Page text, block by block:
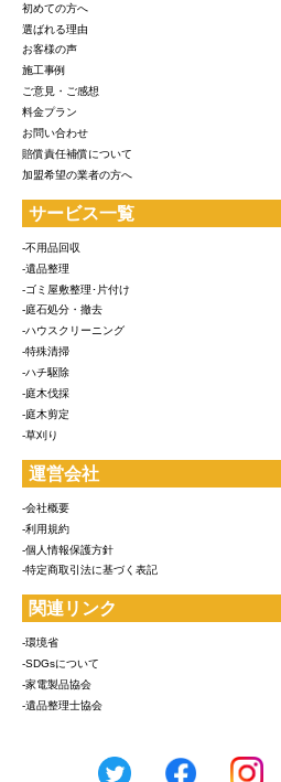
初めての方へ
選ばれる理由
お客様の声
施工事例
ご意見・ご感想
料金プラン
お問い合わせ
賠償責任補償について
加盟希望の業者の方へ
サービス一覧
-不用品回収
-遺品整理
-ゴミ屋敷整理･片付け
-庭石処分・撤去
-ハウスクリーニング
-特殊清掃
-ハチ駆除
-庭木伐採
-庭木剪定
-草刈り
運営会社
-会社概要
-利用規約
-個人情報保護方針
-特定商取引法に基づく表記
関連リンク
-環境省
-SDGsについて
-家電製品協会
-遺品整理士協会